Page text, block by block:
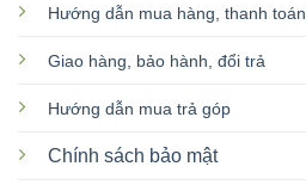
Hướng dẫn mua hàng, thanh toán
Giao hàng, bảo hành, đổi trả
Hướng dẫn mua trả góp
Chính sách bảo mật